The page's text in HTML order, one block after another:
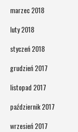
marzec 2018
luty 2018
styczeń 2018
grudzień 2017
listopad 2017
październik 2017
wrzesień 2017